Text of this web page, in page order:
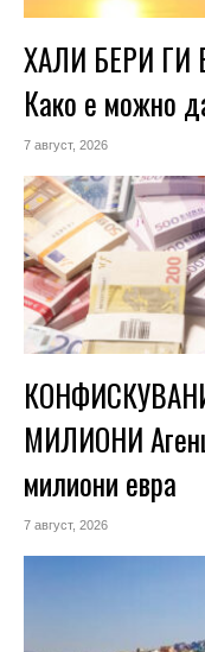
ХАЛИ БЕРИ
Како е можно
7 август, 2026
МИЛИОНИ
милиони евра
7 август, 2026